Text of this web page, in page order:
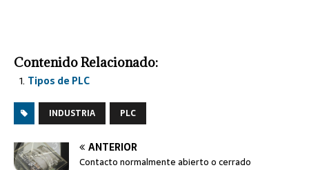
Contenido Relacionado:
Tipos de PLC
INDUSTRIA PLC
ANTERIOR
Contacto normalmente abierto o cerrado